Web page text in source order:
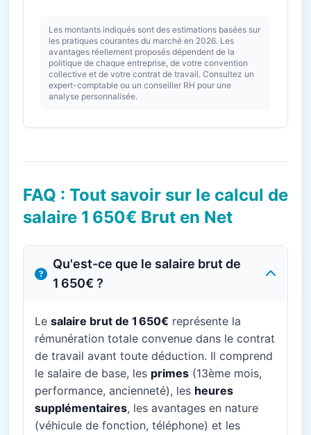
Les montants indiqués sont des estimations basées sur
les pratiques courantes du marché en 2026. Les
avantages réellement proposés dépendent de la
politique de chaque entreprise, de votre convention
collective et de votre contrat de travail. Consultez un
expert-comptable ou un conseiller RH pour une
analyse personnalisée.
FAQ : Tout savoir sur le calcul de
salaire 1 650€ Brut en Net
Qu'est-ce que le salaire brut de
1 650€ ?
Le salaire brut de 1 650€ représente la
rémunération totale convenue dans le contrat
de travail avant toute déduction. Il comprend
le salaire de base, les primes (13ème mois,
performance, ancienneté), les heures
supplémentaires, les avantages en nature
(véhicule de fonction, téléphone) et les